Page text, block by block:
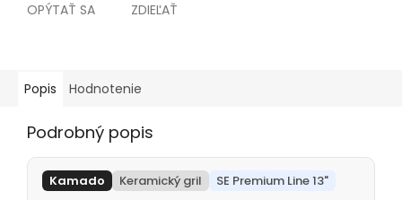
OPÝTAŤ SA ZDIEĽAŤ
Popis Hodnotenie
Podrobný popis
Kamado Keramický gril
SE Premium Line 13"